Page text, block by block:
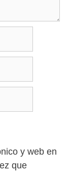
y web en
que